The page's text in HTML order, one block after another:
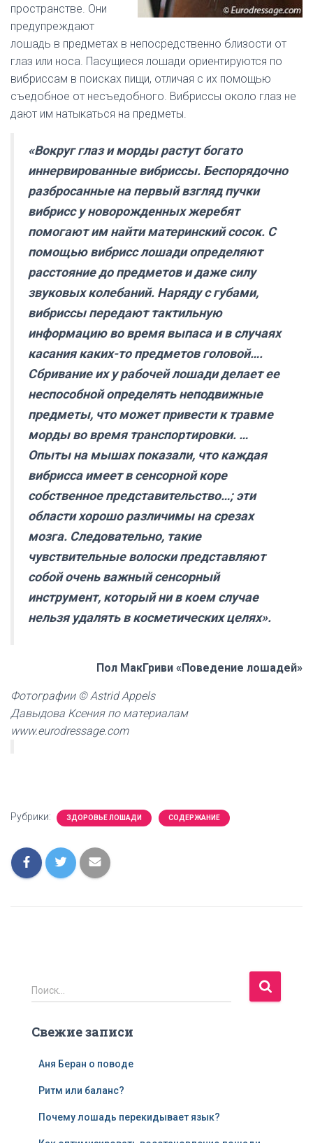
пространстве. Они
предупреждают
лошадь в предметах в непосредственно близости от
глаз или носа. Пасущиеся лошади ориентируются по
вибриссам в поисках пищи, отличая с их помощью
съедобное от несъедобного. Вибриссы около глаз не
дают им натыкаться на предметы.
«Вокруг глаз и морды растут богато
иннервированные вибриссы. Беспорядочно
разбросанные на первый взгляд пучки
вибрисс у новорожденных жеребят
помогают им найти материнский сосок. С
помощью вибрисс лошади определяют
расстояние до предметов и даже силу
звуковых колебаний. Наряду с губами,
вибриссы передают тактильную
информацию во время выпаса и в случаях
касания каких-то предметов головой….
Сбривание их у рабочей лошади делает ее
неспособной определять неподвижные
предметы, что может привести к травме
морды во время транспортировки. …
Опыты на мышах показали, что каждая
вибрисса имеет в сенсорной коре
собственное представительство…; эти
области хорошо различимы на срезах
мозга. Следовательно, такие
чувствительные волоски представляют
собой очень важный сенсорный
инструмент, который ни в коем случае
нельзя удалять в косметических целях».
Пол МакГриви «Поведение лошадей»
Фотографии © Astrid Appels
Давыдова Ксения по материалам
www.eurodressage.com
Рубрики: ЗДОРОВЬЕ ЛОШАДИ СОДЕРЖАНИЕ
Н
а
т
Поиск…
Свежие записи
Аня Беран о поводе
Ритм или баланс?
Почему лошадь перекидывает язык?